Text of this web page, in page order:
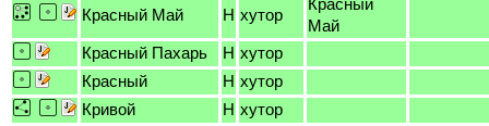
Красный Май H хутор
Май
Красный Пахарь
H хутор
Красный
H хутор
Кривой
H хутор